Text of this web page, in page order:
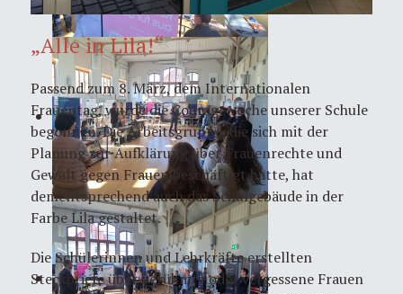
„Alle in Lila!“
Passend zum 8. März, dem Internationalen
Frauentag, wurde die Couragewoche unserer Schule
begonnen. Die Arbeitsgruppe, die sich mit der
Planung zur Aufklärung über Frauenrechte und
Gewalt gegen Frauen beschäftigt hatte, hat
dementsprechend auch das Schulgebäude in der
Farbe Lila gestaltet.
Die Schülerinnen und Lehrkräfte erstellten
Steckbriefe über berühmte oder vergessene Frauen